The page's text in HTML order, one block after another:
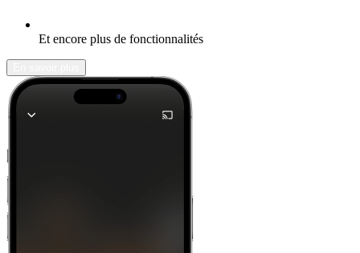
Et encore plus de fonctionnalités